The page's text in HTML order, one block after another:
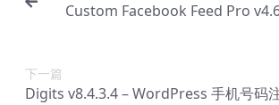
Custom Facebook Feed Pro
下一篇
Digits v8.4.3.4 – WordPress 手机号码